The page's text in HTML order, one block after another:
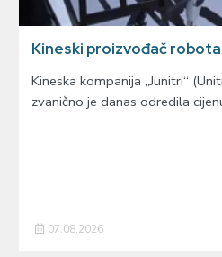
Kineski proizvođač
Kineska kompanija „Junitri“
zvanično je danas odredila
07.08.2026